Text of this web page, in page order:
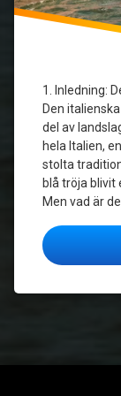
1. Inledning:
Den
del av
hela Italien,
stolta
blå tröja blivit
Men vad är
Sportkultur